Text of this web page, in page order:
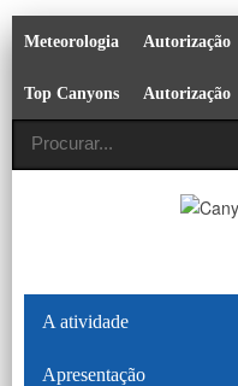
Meteorologia Autorização
Top Canyons Autorização
A atividade
Apresentação